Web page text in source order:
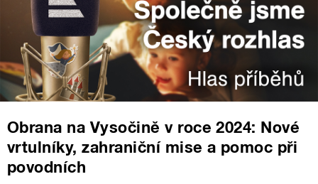
Obrana na Vysočině v roce 2024: Nové
vrtulníky, zahraniční mise a pomoc při
povodních